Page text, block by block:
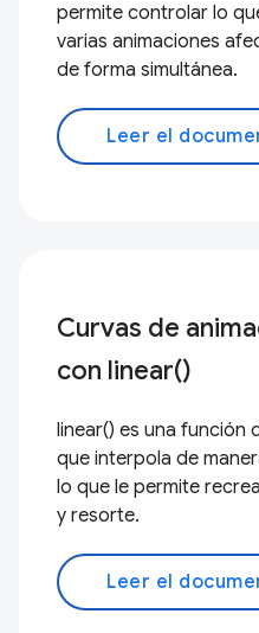
permite controlar lo
varias animaciones
de forma simultánea.
Leer el
Curvas de
con linear()
linear() es una función
que interpola de
lo que le permite
y resorte.
Leer el